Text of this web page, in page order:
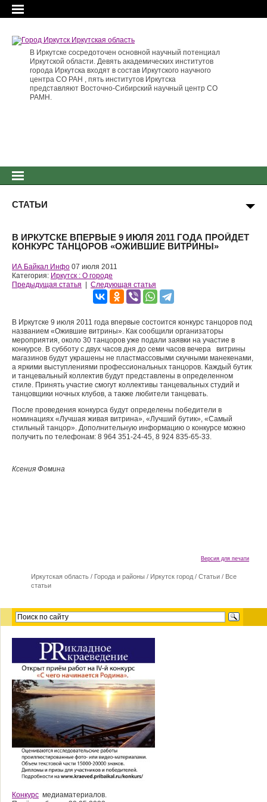
В Иркутске сосредоточен основной научный потенциал
Иркутской области. Девять академических институтов
города Иркутска входят в состав Иркутского научного
центра СО РАН , пять институтов Иркутска
представляют Восточно-Сибирский научный центр СО
РАМН.
СТАТЬИ
В ИРКУТСКЕ ВПЕРВЫЕ 9 ИЮЛЯ 2011 ГОДА ПРОЙДЕТ
КОНКУРС ТАНЦОРОВ «ОЖИВШИЕ ВИТРИНЫ»
ИА Байкал Инфо 07 июля 2011
Категория: Иркутск : О городе
Предыдущая статья
Следующая статья
В Иркутске 9 июля 2011 года впервые состоится конкурс танцоров под
названием «Ожившие витрины». Как сообщили организаторы
мероприятия, около 30 танцоров уже подали заявки на участие в
конкурсе. В субботу с двух часов дня до семи часов вечера витрины
магазинов будут украшены не пластмассовыми скучными манекенами,
а яркими выступлениями профессиональных танцоров. Каждый бутик
и танцевальный коллектив будут представлены в определенном
стиле. Принять участие смогут коллективы танцевальных студий и
танцовщики ночных клубов, а также любители танцевать.
После проведения конкурса будут определены победители в
номинациях «Лучшая живая витрина», «Лучший бутик», «Самый
стильный танцор». Дополнительную информацию о конкурсе можно
получить по телефонам: 8 964 351-24-45, 8 924 835-65-33.
Ксения Фомина
Версия для печати
Иркутская область / Города и районы / Иркутск город / Статьи / Все
статьи
Конкурс медиаматериалов.